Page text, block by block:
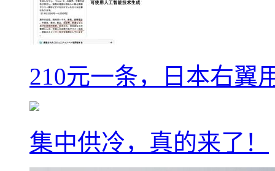
210元一条，日本右翼
集中供冷，真的来了！